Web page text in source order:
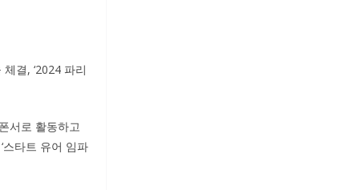
결, ‘2024 파리
서로 활동하고
타트 유어 임파